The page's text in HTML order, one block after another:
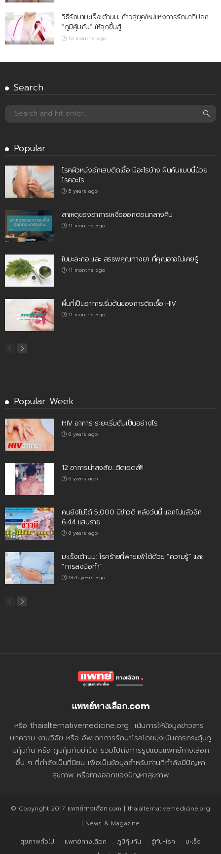
วิธีรักษามะเร็งเต้านม: ก้าวสู่ยุคใหม่แห่งการรักษาที่ปลุก
“ภูมิคุ้มกัน” ให้ลุกขึ้นสู้
10 months ago
Search
Popular
โรคผิวหนังอักเสบติดเชื้อ มีอะไรบ้าง ผื่นคันแบบนี้ป่วย
โรคอะไร
5 years ago
สาเหตุของอาการเหงื่อออกตอนกลางคืน
11 months ago
ใบมะละกอ และ สรรพคุณทางยา ที่คุณอาจไม่เคยรู้
11 months ago
ผื่นที่เป็นอาการเริ่มต้นของการติดเชื้อ HIV
11 months ago
Popular Week
HIV อาการ ระยะเริ่มต้นเป็นอย่างไร
6 years ago
12 อาการน่าสงสัย…ติดเอดส์!!!
6 years ago
คนยังไม่ได้ 5,000 มีข่าวดี หลังวันนี้ แจกไปแล้วอีก
6.44 แสนราย
6 years ago
มะเร็งเต้านม: โรคร้ายที่พ่ายแพ้ได้ด้วย “ความรู้” และ
“การลงมือทำ”
1826 years ago
แพทย์ทางเลือก.com
หรือ thaialternativemedicine.org เน้นการให้ข้อมูลข่าวสาร
บทความ งานวิจัย หรือ อัพเดทการรักษาโรคโดยมุ่งเน้นการกระตุ้นภู
มิคุ้มกัน หรือ ภูมิคุ้มกันบำบัด รวมไปถึงการรูปแบบแพทย์ทางเลือก
อื่น ๆ ที่กำลังเป็นที่นิยม เพื่อเป็นข้อมูลสำหรับท่านที่กำลังมีปัญหา
สุขภาพ หรือทางออกของปัญหาสุขภาพ
© Copyright 2017 แพทย์ทางเลือก.com | thaialternativemedicine.org
| News & Magazine
สุขภาพทั่วไป แพทย์ทางเลือก ภูมิคุ้มกัน รู้ทัน-โรค
มะเร็ง